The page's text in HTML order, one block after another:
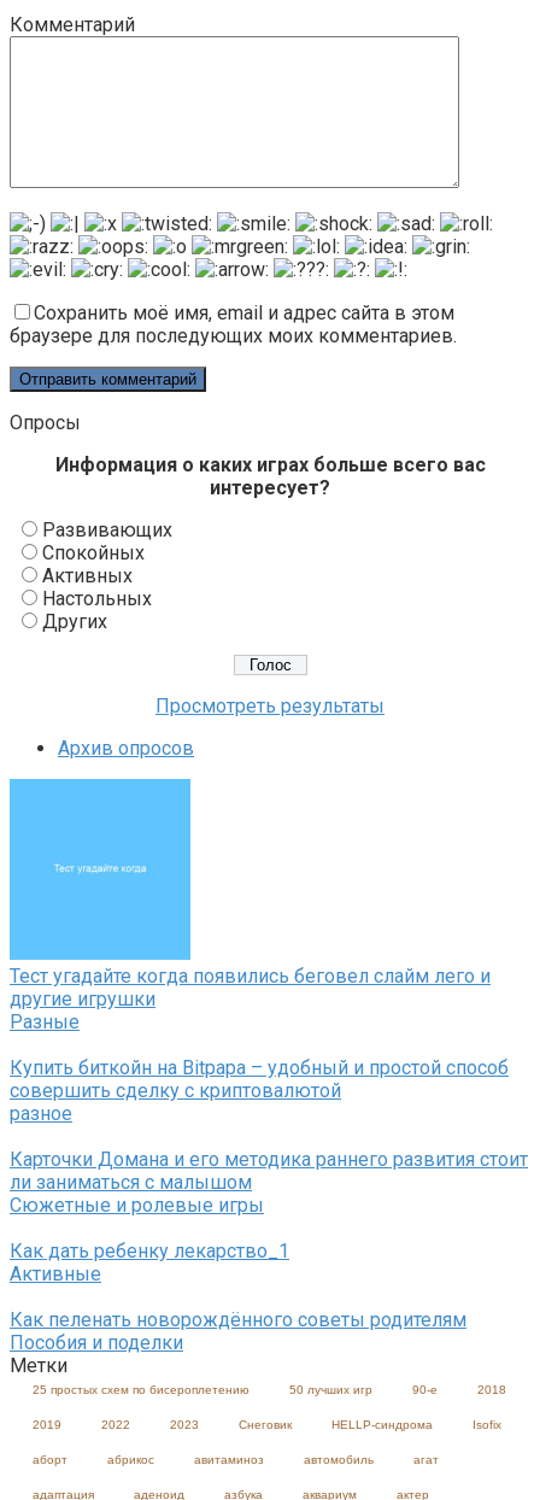
Комментарий
Сохранить моё имя, email и адрес сайта в этом
браузере для последующих моих комментариев.
Опросы
Информация о каких играх больше всего вас
интересует?
Развивающих
Спокойных
Активных
Настольных
Других
Просмотреть результаты
Архив опросов
Тест угадайте когда появились беговел слайм лего и
другие игрушки
Разные
Купить биткойн на Bitpapa – удобный и простой способ
совершить сделку с криптовалютой
разное
Карточки Домана и его методика раннего развития стоит
ли заниматься с малышом
Сюжетные и ролевые игры
Как дать ребенку лекарство_1
Активные
Как пеленать новорождённого советы родителям
Пособия и поделки
Метки
25 простых схем по бисероплетению 50 лучших игр 90-е 2018
2019 2022 2023 Cнеговик HELLP-синдрома Isofix
аборт абрикос авитаминоз автомобиль агат
адаптация аденоид азбука аквариум актер